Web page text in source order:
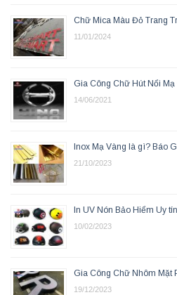
Chữ Mica Màu Đỏ Trang
11/01/2024
Gia Công Chữ Hút Nổi Mạ
14/06/2021
Inox Mạ Vàng là gì? Báo
21/10/2023
In UV Nón Bảo Hiểm Uy
10/02/2023
Gia Công Chữ Nhôm Mặt
19/12/2023